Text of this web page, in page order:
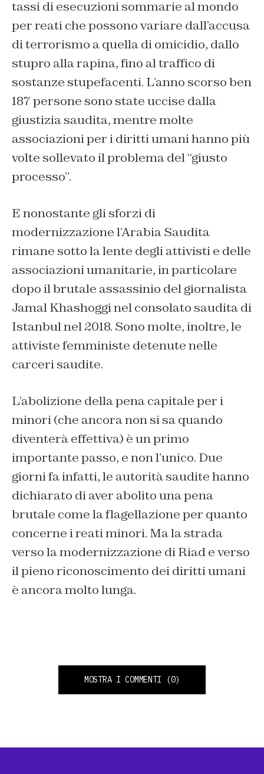
tassi di esecuzioni sommarie al mondo
per reati che possono variare dall’accusa
di terrorismo a quella di omicidio, dallo
stupro alla rapina, fino al traffico di
sostanze stupefacenti. L’anno scorso ben
187 persone sono state uccise dalla
giustizia saudita, mentre molte
associazioni per i diritti umani hanno più
volte sollevato il problema del “giusto
processo”.
E nonostante gli sforzi di
modernizzazione l’Arabia Saudita
rimane sotto la lente degli attivisti e delle
associazioni umanitarie, in particolare
dopo il brutale assassinio del giornalista
Jamal Khashoggi nel consolato saudita di
Istanbul nel 2018. Sono molte, inoltre, le
attiviste femministe detenute nelle
carceri saudite.
L’abolizione della pena capitale per i
minori (che ancora non si sa quando
diventerà effettiva) è un primo
importante passo, e non l’unico. Due
giorni fa infatti, le autorità saudite hanno
dichiarato di aver abolito una pena
brutale come la flagellazione per quanto
concerne i reati minori. Ma la strada
verso la modernizzazione di Riad e verso
il pieno riconoscimento dei diritti umani
è ancora molto lunga.
MOSTRA I COMMENTI (0)